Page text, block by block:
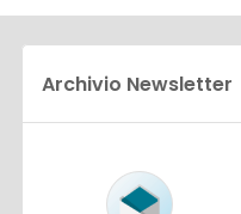
Archivio Newsletter